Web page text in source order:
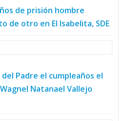
de prisión hombre
de otro en El Isabelita, SDE
Padre el cumpleaños el
Natanael Vallejo